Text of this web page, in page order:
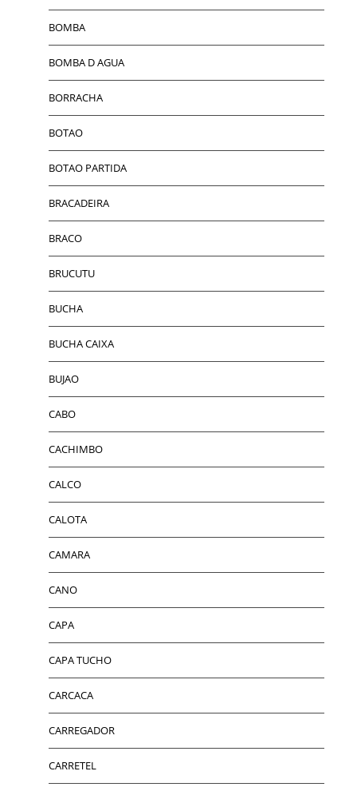
BOMBA
BOMBA D AGUA
BORRACHA
BOTAO
BOTAO PARTIDA
BRACADEIRA
BRACO
BRUCUTU
BUCHA
BUCHA CAIXA
BUJAO
CABO
CACHIMBO
CALCO
CALOTA
CAMARA
CANO
CAPA
CAPA TUCHO
CARCACA
CARREGADOR
CARRETEL